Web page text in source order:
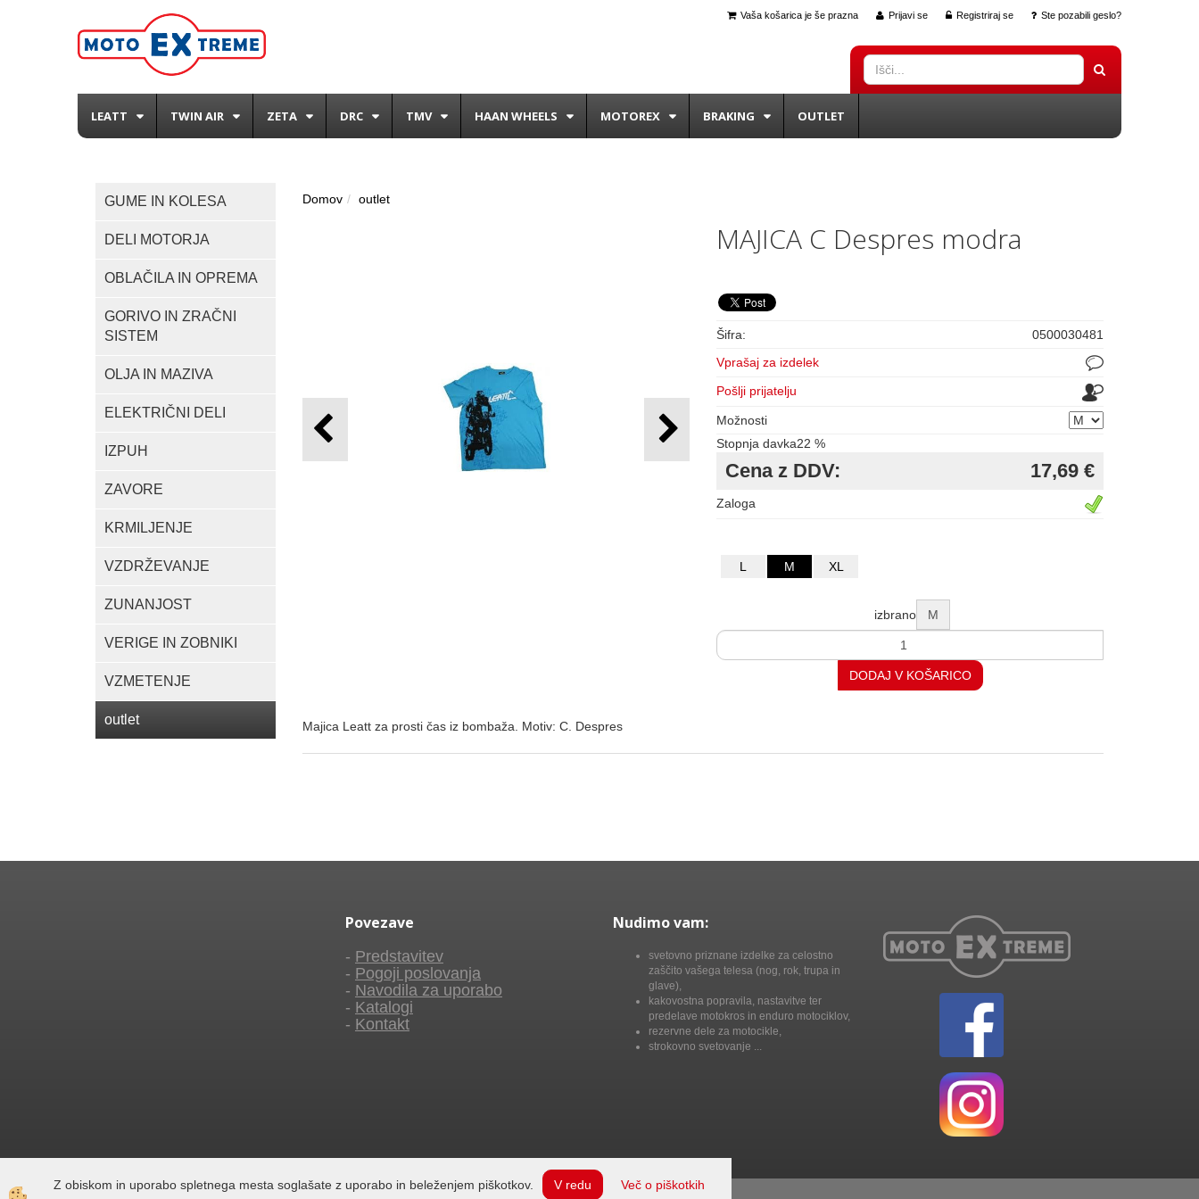
Prijavi se Registriraj se Ste pozabili geslo?
Vaša košarica je še prazna
LEATT TWIN AIR ZETA DRC TMV HAAN WHEELS MOTOREX BRAKING OUTLET
GUME IN KOLESA
DELI MOTORJA
OBLAČILA IN OPREMA
GORIVO IN ZRAČNI
SISTEM
OLJA IN MAZIVA
ELEKTRIČNI DELI
IZPUH
ZAVORE
KRMILJENJE
VZDRŽEVANJE
ZUNANJOST
VERIGE IN ZOBNIKI
VZMETENJE
outlet
Domov outlet
MAJICA C Despres modra
Šifra:
0500030481
Vprašaj za izdelek
Pošlji prijatelju
Možnosti
Stopnja davka22 %
Cena z DDV: 17,69 €
Zaloga
L M XL
izbrano M
DODAJ V KOŠARICO
Majica Leatt za prosti čas iz bombaža. Motiv: C. Despres
Povezave
- Predstavitev
- Pogoji poslovanja
- Navodila za uporabo
- Katalogi
- Kontakt
Nudimo vam:
svetovno priznane izdelke za celostno
zaščito vašega telesa (nog, rok, trupa in
glave),
kakovostna popravila, nastavitve ter
predelave motokros in enduro motociklov,
rezervne dele za motocikle,
strokovno svetovanje ...
Izdelava spletne trgovine
Z obiskom in uporabo spletnega mesta soglašate z uporabo in beleženjem piškotkov. V redu Več o piškotkih